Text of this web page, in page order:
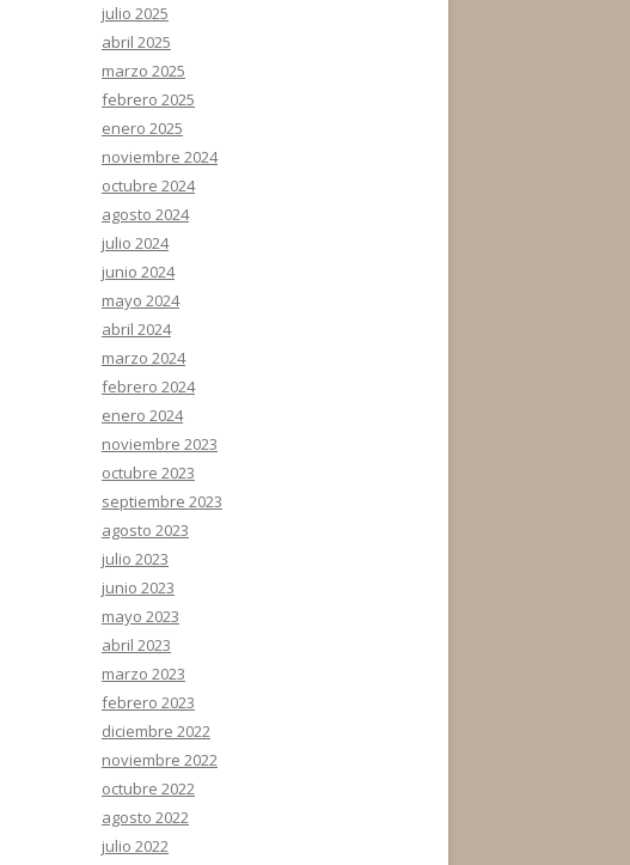
julio 2025
abril 2025
marzo 2025
febrero 2025
enero 2025
noviembre 2024
octubre 2024
agosto 2024
julio 2024
junio 2024
mayo 2024
abril 2024
marzo 2024
febrero 2024
enero 2024
noviembre 2023
octubre 2023
septiembre 2023
agosto 2023
julio 2023
junio 2023
mayo 2023
abril 2023
marzo 2023
febrero 2023
diciembre 2022
noviembre 2022
octubre 2022
agosto 2022
julio 2022